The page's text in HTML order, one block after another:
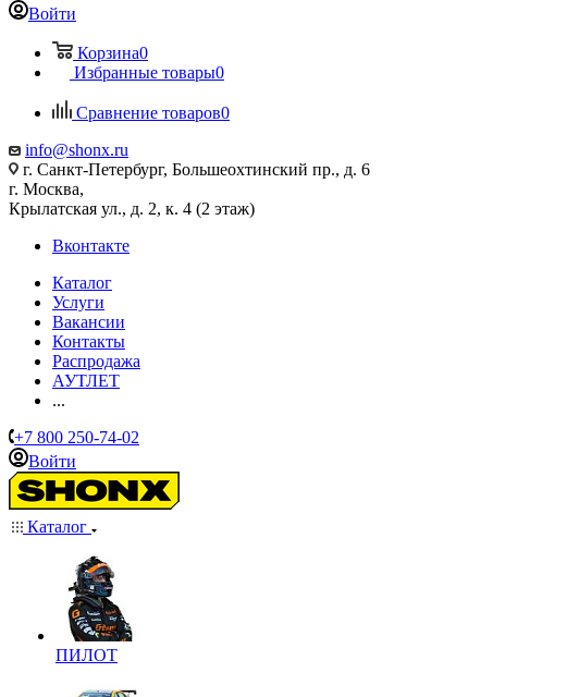
Войти
Корзина0
Избранные товары0
Сравнение товаров0
info@shonx.ru
г. Санкт-Петербург, Большеохтинский пр., д. 6
г. Москва,
Крылатская ул., д. 2, к. 4 (2 этаж)
Вконтакте
Каталог
Услуги
Вакансии
Контакты
Распродажа
АУТЛЕТ
...
+7 800 250-74-02
Войти
Каталог
ПИЛОТ